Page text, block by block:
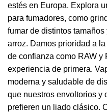
estés en Europa. Explora
para fumadores, como
fumar de distintos
arroz. Damos prioridad a
de confianza como RAW y
experiencia de primera.
moderna y saludable de
que nuestros envoltorios y
prefieren un liado clásico.